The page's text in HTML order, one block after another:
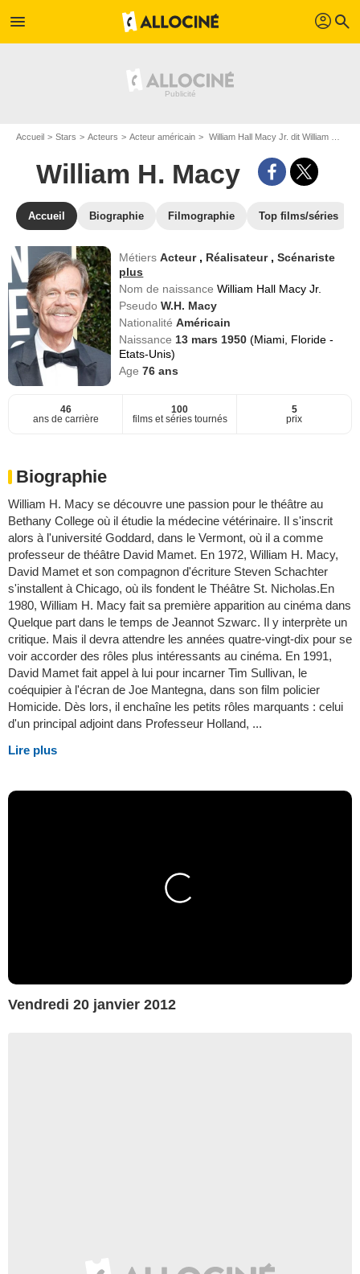
menu profil search
Accueil Stars Acteurs Acteur américain William Hall Macy Jr. dit William H. Macy
William H. Macy
Accueil Biographie Filmographie Top films/séries
MétiersActeur , Réalisateur ,Scénariste
plus
Nom de naissanceWilliam Hall Macy Jr.
PseudoW.H. Macy
NationalitéAméricain
Naissance 13 mars 1950(Miami, Floride -
Etats-Unis)
Age76 ans
46
ans de carrière
100
films et séries tournés
5
prix
Biographie
William H. Macy se découvre une passion pour le théâtre au
Bethany College où il étudie la médecine vétérinaire. Il s'inscrit
alors à l'université Goddard, dans le Vermont, où il a comme
professeur de théâtre David Mamet. En 1972, William H. Macy,
David Mamet et son compagnon d'écriture Steven Schachter
s'installent à Chicago, où ils fondent le Théâtre St. Nicholas.En
1980, William H. Macy fait sa première apparition au cinéma dans
Quelque part dans le temps de Jeannot Szwarc. Il y interprète un
critique. Mais il devra attendre les années quatre-vingt-dix pour se
voir accorder des rôles plus intéressants au cinéma. En 1991,
David Mamet fait appel à lui pour incarner Tim Sullivan, le
coéquipier à l'écran de Joe Mantegna, dans son film policier
Homicide. Dès lors, il enchaîne les petits rôles marquants : celui
d'un principal adjoint dans Professeur Holland, ...
Lire plus
Vendredi 20 janvier 2012